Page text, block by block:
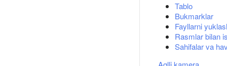
Tablo
Bukmarklar
Fayllarni
Rasmlar bilan
Sahifalar va